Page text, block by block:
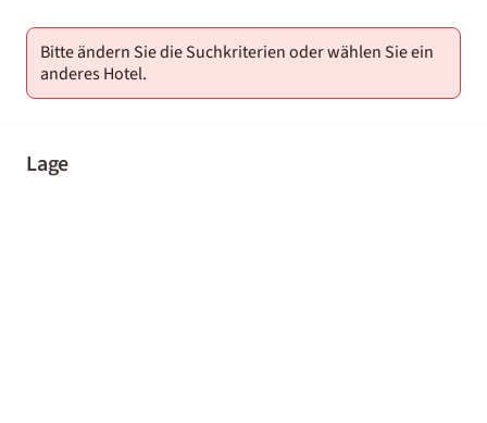
Bitte ändern Sie die Suchkriterien oder wählen Sie ein
anderes Hotel.
Lage